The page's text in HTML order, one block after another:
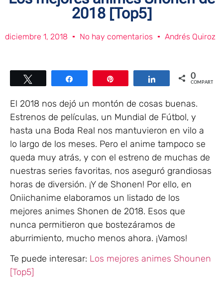
2018 [Top5]
diciembre 1, 2018 No hay comentarios Andrés Quiroz
Compartir Compartir0
COMPARTIR
El 2018 nos dejó un montón de cosas buenas.
Estrenos de películas, un Mundial de Fútbol, y
hasta una Boda Real nos mantuvieron en vilo a
lo largo de los meses. Pero el anime tampoco se
queda muy atrás, y con el estreno de muchas de
nuestras series favoritas, nos aseguró grandiosas
horas de diversión. ¡Y de Shonen! Por ello, en
Oniichanime elaboramos un listado de los
mejores animes Shonen de 2018. Esos que
nunca permitieron que bostezáramos de
aburrimiento, mucho menos ahora. ¡Vamos!
Te puede interesar: Los mejores animes Shounen
[Top5]